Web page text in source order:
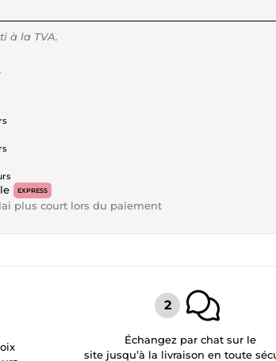
à la TVA.
EXPRESS
plus court lors du paiement
Échangez par chat sur le
site jusqu’à la livraison en toute